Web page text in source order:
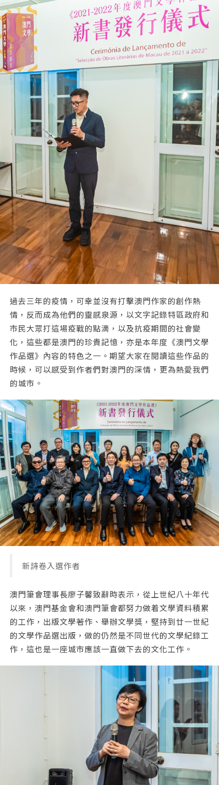
過去三年的疫情，可幸並沒有打擊澳門作家的創作熱
情，反而成為他們的靈感泉源，以文字記錄特區政府和
市民大眾打這場疫戰的點滴，以及抗疫期間的社會變
化，這些都是澳門的珍貴記憶，亦是本年度《澳門文學
作品選》內容的特色之一。期望大家在閱讀這些作品的
時候，可以感受到作者們對澳門的深情，更為熱愛我們
的城市。
新詩卷入選作者
澳門筆會理事長廖子馨致辭時表示，從上世紀八十年代
以來，澳門基金會和澳門筆會都努力做着文學資料積累
的工作，出版文學著作、舉辦文學獎，堅持到廿一世紀
的文學作品選出版，做的仍然是不同世代的文學紀錄工
作，這也是一座城市應該一直做下去的文化工作。